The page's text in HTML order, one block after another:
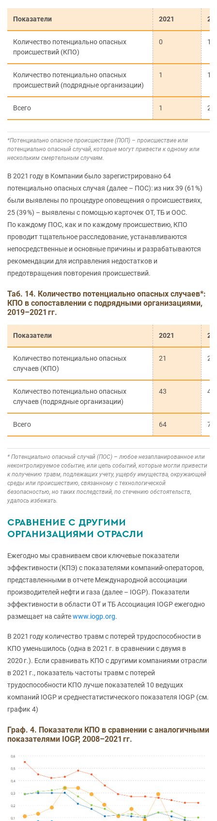
Показатели 2021
Количество потенциально опасных
происшествий (КПО)
0 1
Количество потенциально опасных
происшествий (подрядные организации)
1 1
Всего 1 2
*Потенциально опасное происшествие (ПОП) – происшествие или
потенциально опасный случай, которые могут привести к одному или
нескольким смертельным случаям.
В 2021 году в Компании было зарегистрировано 64
потенциально опасных случая (далее – ПОС): из них 39 (61 %)
были выявлены по процедуре оповещения о происшествиях,
25 (39 %) – выявлены с помощью карточек ОТ, ТБ и ООС.
По каждому ПОС, как и по каждому происшествию, КПО
проводит тщательное расследование, устанавливаются
непосредственные и основные причины и разрабатываются
рекомендации для исправления недостатков и
предотвращения повторения происшествий.
Таб. 14. Количество потенциально опасных случаев*:
КПО в сопоставлении с подрядными организациями,
2019–2021 гг.
Показатели 2021
Количество потенциально опасных
случаев (КПО)
21 27
Количество потенциально опасных
случаев (подрядные организации)
43 46
Всего 64 73
* Потенциально опасный случай (ПОС) – любое незапланированное или
неконтролируемое событие, или цепь событий, которые могли привести
к получению травм, подлежащих учету, ущербу имущества, окружающей
среды или происшествию, связанному с технологической
безопасностью, но таких последствий, по стечению обстоятельств,
удалось избежать.
СРАВНЕНИЕ С ДРУГИМИ
ОРГАНИЗАЦИЯМИ ОТРАСЛИ
Ежегодно мы сравниваем свои ключевые показатели
эффективности (КПЭ) с показателями компаний-операторов,
представленными в отчете Международной ассоциации
производителей нефти и газа (далее – IOGP). Показатели
эффективности в области ОТ и ТБ Ассоциация IOGP ежегодно
размещает на сайтеwww.iogp.org.
В 2021 году количество травм с потерей трудоспособности в
КПО уменьшилось (одна в 2021 г. в сравнении с двумя в
2020 г.). Если сравнивать КПО с другими компаниями отрасли
в 2021 г., показатель частоты травм с потерей
трудоспособности КПО лучше показателей 10 ведущих
компаний IOGP и среднестатистического показателя IOGP (см.
график 4)
Граф. 4. Показатели КПО в сравнении с аналогичными
показателями IOGP, 2008–2021 гг.